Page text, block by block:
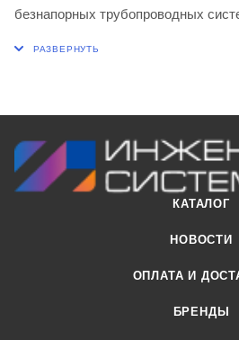
безнапорных трубопроводных
(стирол-бутадиен каучук).
двойными уплотняющими
заводских условиях, снабжено
надежность и герметичность
КАТАЛОГ
НОВОСТИ
ОПЛАТА И
БРЕНДЫ